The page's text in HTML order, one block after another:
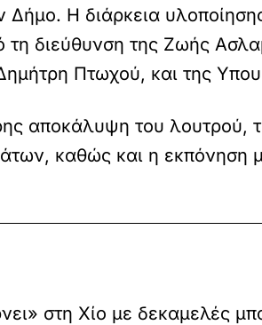
Η διάρκεια
τη διεύθυνση της Ζωής
Πτωχού, και της
αποκάλυψη του λουτρού,
καθώς και η εκπόνηση
στη Χίο με δεκαμελές